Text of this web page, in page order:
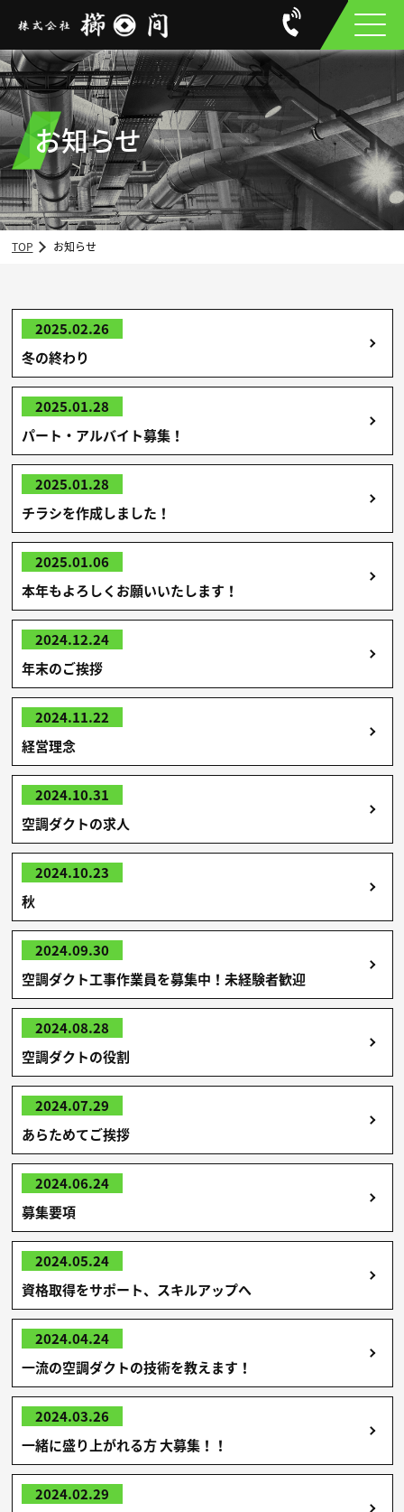
お知らせ
TOP お知らせ
2025.02.26
冬の終わり
2025.01.28
パート・アルバイト募集！
2025.01.28
チラシを作成しました！
2025.01.06
本年もよろしくお願いいたします！
2024.12.24
年末のご挨拶
2024.11.22
経営理念
2024.10.31
空調ダクトの求人
2024.10.23
秋
2024.09.30
空調ダクト工事作業員を募集中！未経験者歓迎
2024.08.28
空調ダクトの役割
2024.07.29
あらためてご挨拶
2024.06.24
募集要項
2024.05.24
資格取得をサポート、スキルアップへ
2024.04.24
一流の空調ダクトの技術を教えます！
2024.03.26
一緒に盛り上がれる方 大募集！！
2024.02.29